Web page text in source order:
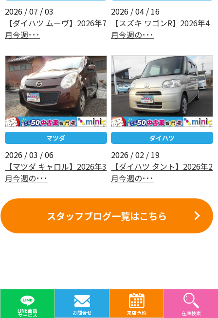
2026 / 07 / 03
【ダイハツ ムーヴ】2026年7
月今週･･･
2026 / 04 / 16
【スズキ ワゴンR】2026年4
月今週の･･･
マツダ
2026 / 03 / 06
【マツダ キャロル】2026年3
月今週の･･･
ダイハツ
2026 / 02 / 19
【ダイハツ タント】2026年2
月今週の･･･
スタッフブログ一覧はこちら
在庫検索
来店予約
お問合せ
LINE商談
サービス